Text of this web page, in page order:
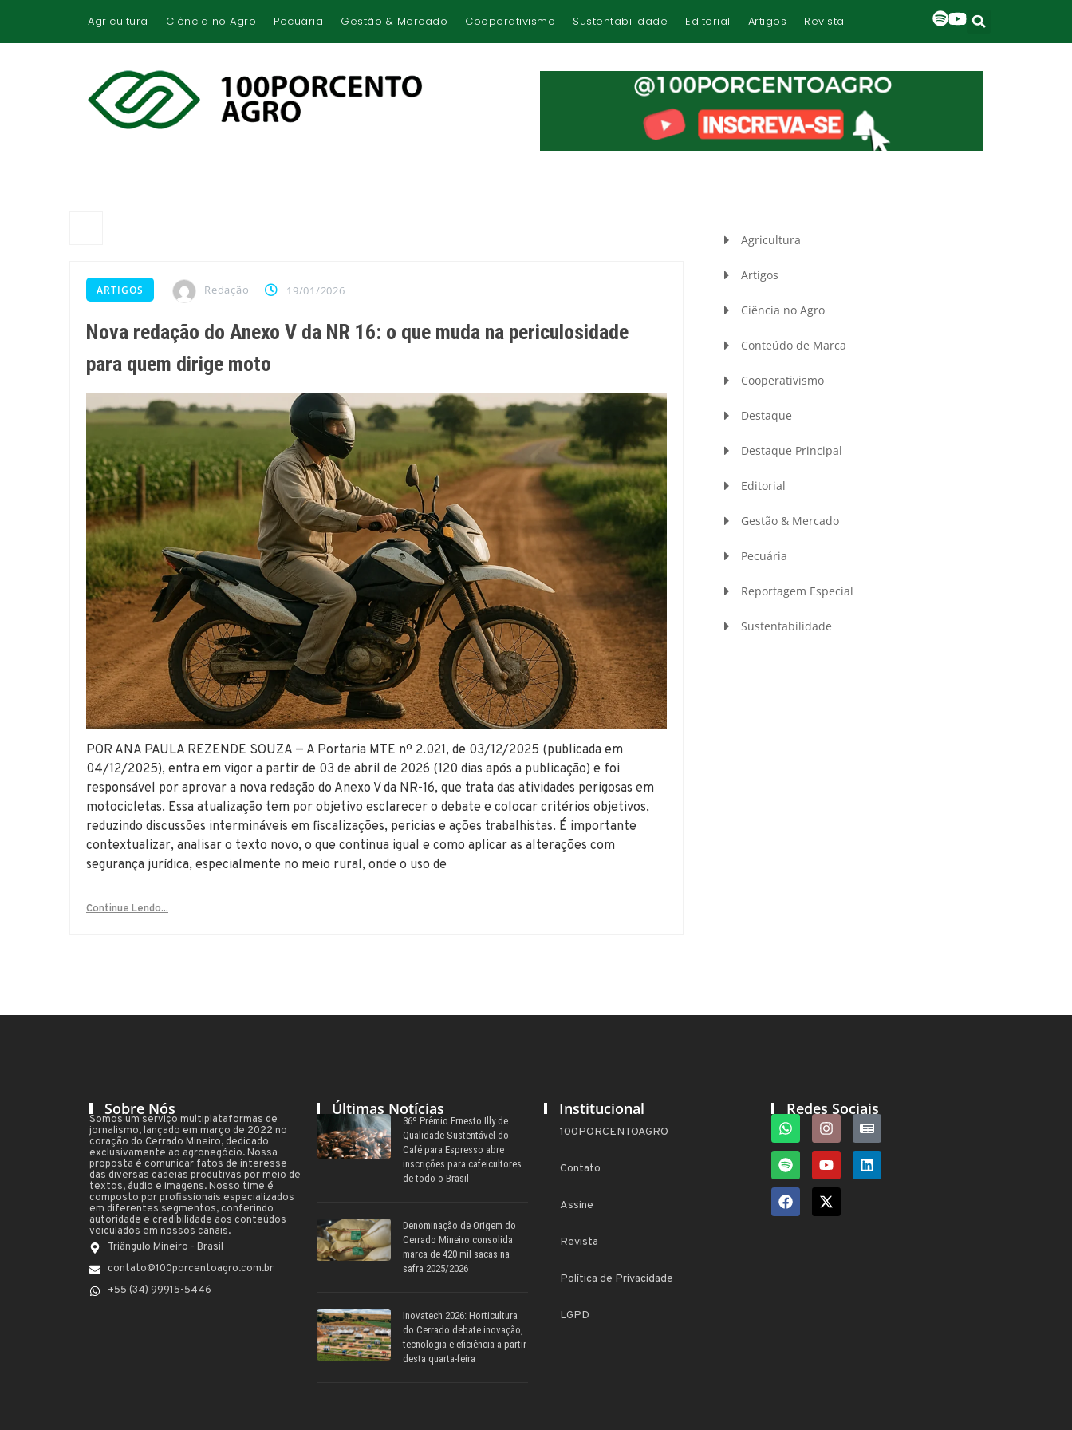
Agricultura Ciência no Agro Pecuária Gestão & Mercado Cooperativismo Sustentabilidade Editorial Artigos Revista
ARTIGOS Redação 19/01/2026
Nova redação do Anexo V da NR 16: o que muda na periculosidade
para quem dirige moto
POR ANA PAULA REZENDE SOUZA — A Portaria MTE nº 2.021, de 03/12/2025 (publicada em
04/12/2025), entra em vigor a partir de 03 de abril de 2026 (120 dias após a publicação) e foi
responsável por aprovar a nova redação do Anexo V da NR-16, que trata das atividades perigosas em
motocicletas. Essa atualização tem por objetivo esclarecer o debate e colocar critérios objetivos,
reduzindo discussões intermináveis em fiscalizações, pericias e ações trabalhistas. É importante
contextualizar, analisar o texto novo, o que continua igual e como aplicar as alterações com
segurança jurídica, especialmente no meio rural, onde o uso de
Continue Lendo...
Agricultura
Artigos
Ciência no Agro
Conteúdo de Marca
Cooperativismo
Destaque
Destaque Principal
Editorial
Gestão & Mercado
Pecuária
Reportagem Especial
Sustentabilidade
Sobre Nós
Somos um serviço multiplataformas de
jornalismo, lançado em março de 2022 no
coração do Cerrado Mineiro, dedicado
exclusivamente ao agronegócio. Nossa
proposta é comunicar fatos de interesse
das diversas cadeias produtivas por meio de
textos, áudio e imagens. Nosso time é
composto por profissionais especializados
em diferentes segmentos, conferindo
autoridade e credibilidade aos conteúdos
veiculados em nossos canais.
Triângulo Mineiro - Brasil
contato@100porcentoagro.com.br
+55 (34) 99915-5446
Últimas Notícias
36º Prêmio Ernesto Illy de
Qualidade Sustentável do
Café para Espresso abre
inscrições para cafeicultores
de todo o Brasil
Denominação de Origem do
Cerrado Mineiro consolida
marca de 420 mil sacas na
safra 2025/2026
Inovatech 2026: Horticultura
do Cerrado debate inovação,
tecnologia e eficiência a partir
desta quarta-feira
Institucional
100PORCENTOAGRO
Contato
Assine
Revista
Política de Privacidade
LGPD
Redes Sociais